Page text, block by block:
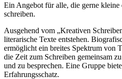
Ein Angebot für alle, die gerne kleine
schreiben.
Ausgehend vom „Kreativen
literarische Texte entstehen.
ermöglicht ein breites Spektrum von
die Zeit zum Schreiben gemeinsam
und zu besprechen. Eine Gruppe
Erfahrungsschatz.